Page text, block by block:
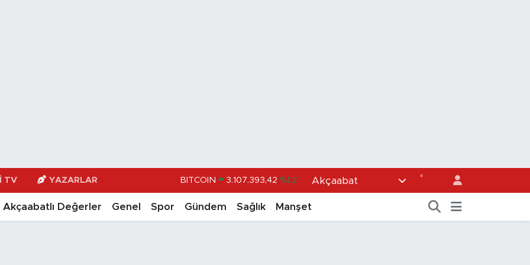
TV YAZARLAR DOLAR 47,7106 %0.17
EURO 55,1652 %0.27
STERLİN 64,4046 %0.35
Akçaabat °
Akçaabatlı Değerler Genel Spor Gündem Sağlık Manşet